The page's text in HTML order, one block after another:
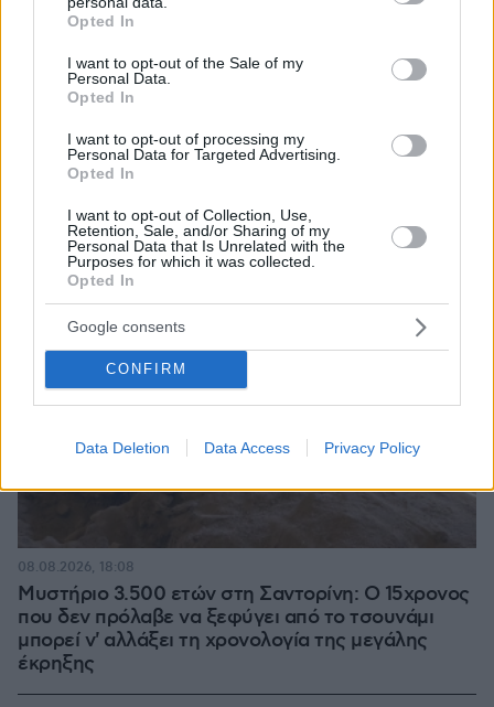
grant or deny consent to Google and its third-party tags to
use your data for below specified purposes in below Google
consent section.
Opted In
I want to opt-out of the Sale of my
Personal Data.
Opted In
I want to opt-out of processing my
Personal Data for Targeted Advertising.
Opted In
I want to opt-out of Collection, Use,
Retention, Sale, and/or Sharing of my
Personal Data that Is Unrelated with the
Purposes for which it was collected.
Opted In
Google consents
CONFIRM
Data Deletion Data Access Privacy Policy
ΤΑ ΠΙΟ ΔΗΜΟΦΙΛΗ
Μυστήριο 3.500 ετών στη Σαντορίνη: Ο 15χρονος
που δεν πρόλαβε να ξεφύγει από το τσουνάμι
μπορεί ν' αλλάξει τη χρονολογία της μεγάλης
έκρηξης
08.08.2026, 18:08